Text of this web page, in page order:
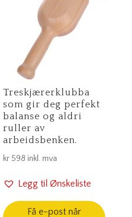
Treskjærerklubba
som gir deg perfekt
balanse og aldri
ruller av
arbeidsbenken.
kr 598 inkl. mva
Legg til Ønskeliste
Få e-post når